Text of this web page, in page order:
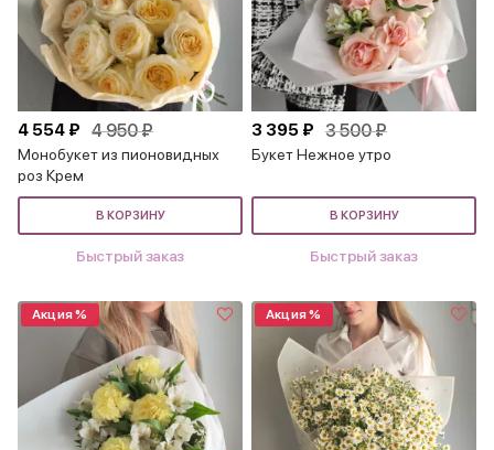
4 554 ₽ 4 950 ₽
Монобукет из пионовидных
роз Крем
В КОРЗИНУ
Быстрый заказ
3 395 ₽ 3 500 ₽
Букет Нежное утро
В КОРЗИНУ
Быстрый заказ
Акция % Акция %